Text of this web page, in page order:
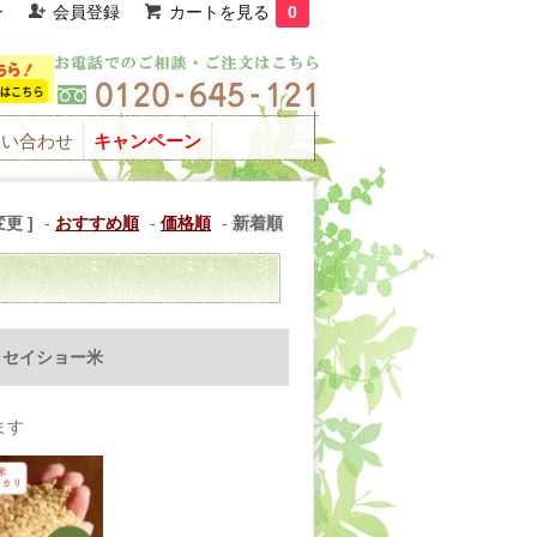
会員登録 カートを見る 0
合わせ キャンペーン
更 ] - おすすめ順 - 価格順 - 新着順
セイショー米
す